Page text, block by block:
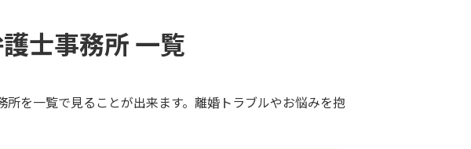
士事務所 一覧
を一覧で見ることが出来ます。離婚トラブルやお悩みを抱